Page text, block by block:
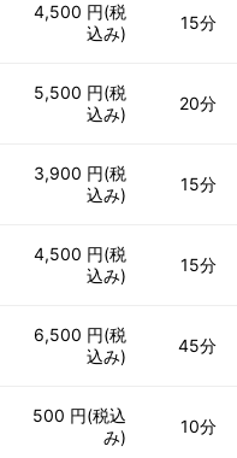
4,500 円(税
込み)
15分
5,500 円(税
込み)
20分
3,900 円(税
込み)
15分
4,500 円(税
込み)
15分
6,500 円(税
込み)
45分
500 円(税込
み)
10分